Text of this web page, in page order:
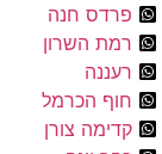
פרדס חנה
רמת השרון
רעננה
חוף הכרמל
קדימה צורן